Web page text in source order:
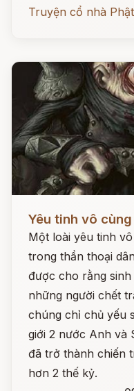
Truyện cổ nhà Phật
Yêu tinh vô
Một loài yêu tinh
trong thần thoại
được cho rằng
những người chết
chúng chỉ chủ yếu
giới 2 nước Anh và
đã trở thành chiến
hơn 2 thế kỷ.